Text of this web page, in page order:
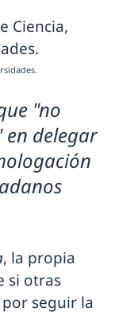
"no
delegar
, la propia
si otras
seguir la